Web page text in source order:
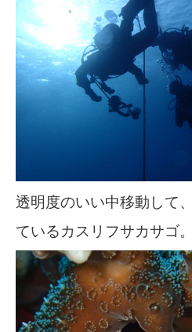
透明度のいい中移動して
ているカスリフサカサゴ。